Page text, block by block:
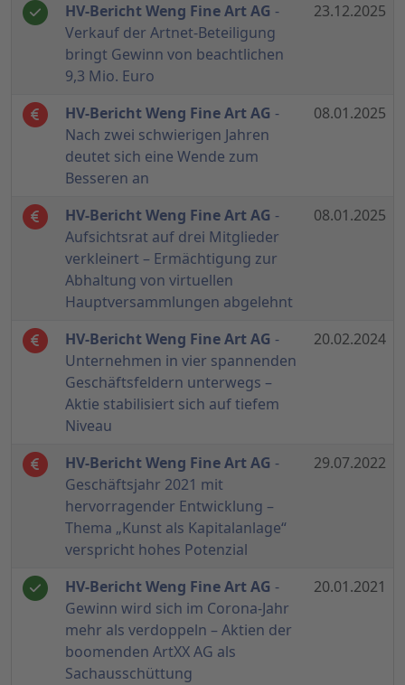
HV-Bericht Weng Fine Art AG -
Verkauf der Artnet-Beteiligung
bringt Gewinn von beachtlichen
9,3 Mio. Euro
23.12.2025
HV-Bericht Weng Fine Art AG -
Nach zwei schwierigen Jahren
deutet sich eine Wende zum
Besseren an
08.01.2025
HV-Bericht Weng Fine Art AG -
Aufsichtsrat auf drei Mitglieder
verkleinert – Ermächtigung zur
Abhaltung von virtuellen
Hauptversammlungen abgelehnt
08.01.2025
HV-Bericht Weng Fine Art AG -
Unternehmen in vier spannenden
Geschäftsfeldern unterwegs –
Aktie stabilisiert sich auf tiefem
Niveau
20.02.2024
HV-Bericht Weng Fine Art AG -
Geschäftsjahr 2021 mit
hervorragender Entwicklung –
Thema „Kunst als Kapitalanlage“
verspricht hohes Potenzial
29.07.2022
HV-Bericht Weng Fine Art AG -
Gewinn wird sich im Corona-Jahr
mehr als verdoppeln – Aktien der
boomenden ArtXX AG als
Sachausschüttung
20.01.2021